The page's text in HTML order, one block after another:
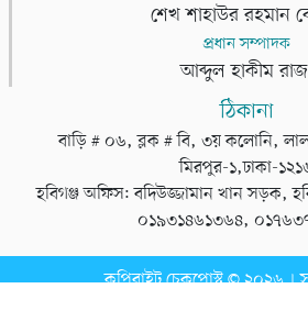
শেখ শাহাউর রহমান
প্রধান সম্পাদক
আব্দুল হাকীম রাজ
ঠিকানা
বাড়ি # ০৬, ব্লক # বি, ৩য় কলোনি,
মিরপুর-১,ঢাকা-
হবিগঞ্জ অফিস: বদিউজ্জামান খান সড়ক,
০১৯৩১৪৬১৩৬৪,
কপিরাইট চেকপোস্ট © ২০২৬ ।